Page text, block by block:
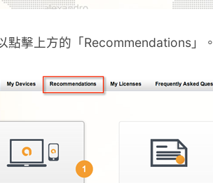
點擊上方的「Recommendations」。